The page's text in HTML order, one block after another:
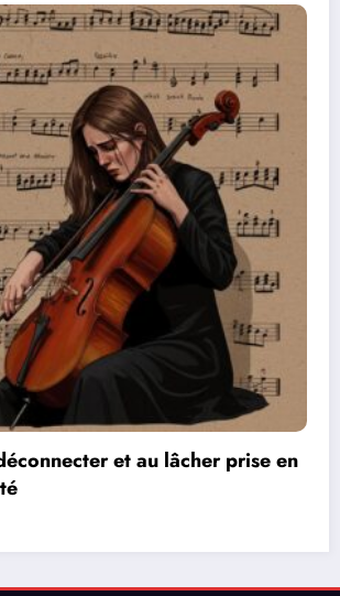
Les réseaux de communication
vidéos